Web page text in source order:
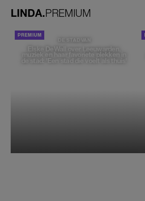
LINDA.PREMIUM
DE STAD VAN
Elske DeWall over Leeuwarden,
muziek en haar favoriete plekken in
de stad: 'Een stad die voelt als thuis'